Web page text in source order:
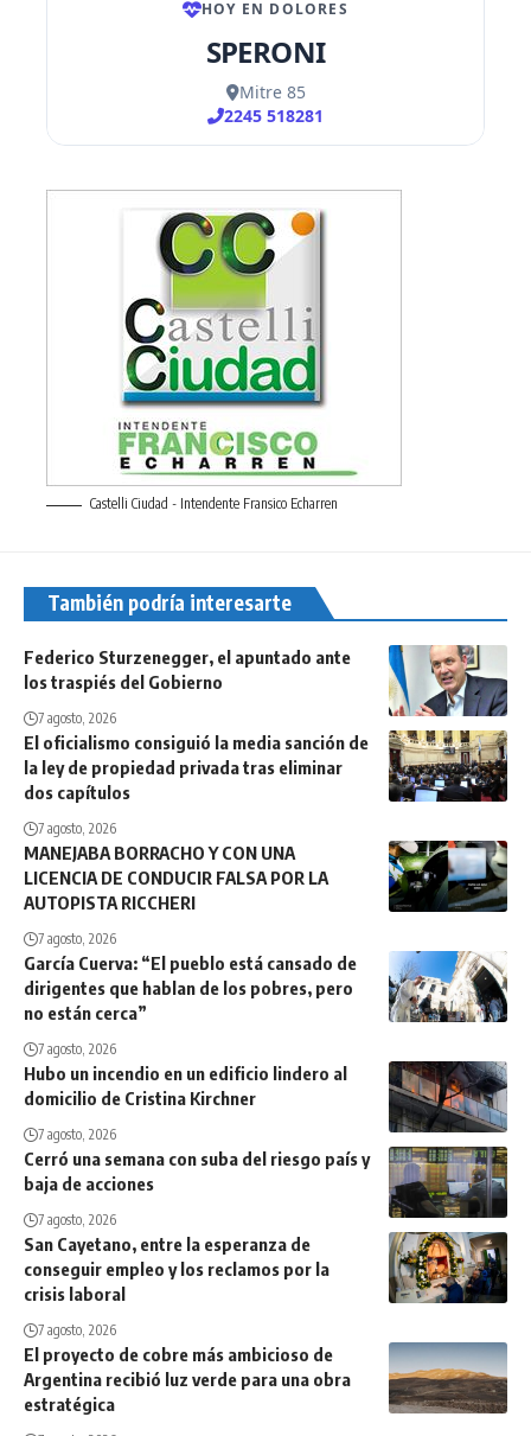
Castelli Ciudad - Intendente Fransico Echarren
También podría interesarte
Federico Sturzenegger, el apuntado ante
los traspiés del Gobierno
7 agosto, 2026
El oficialismo consiguió la media sanción de
la ley de propiedad privada tras eliminar
dos capítulos
7 agosto, 2026
MANEJABA BORRACHO Y CON UNA
LICENCIA DE CONDUCIR FALSA POR LA
AUTOPISTA RICCHERI
7 agosto, 2026
García Cuerva: “El pueblo está cansado de
dirigentes que hablan de los pobres, pero
no están cerca”
7 agosto, 2026
Hubo un incendio en un edificio lindero al
domicilio de Cristina Kirchner
7 agosto, 2026
Cerró una semana con suba del riesgo país y
baja de acciones
7 agosto, 2026
San Cayetano, entre la esperanza de
conseguir empleo y los reclamos por la
crisis laboral
7 agosto, 2026
El proyecto de cobre más ambicioso de
Argentina recibió luz verde para una obra
estratégica